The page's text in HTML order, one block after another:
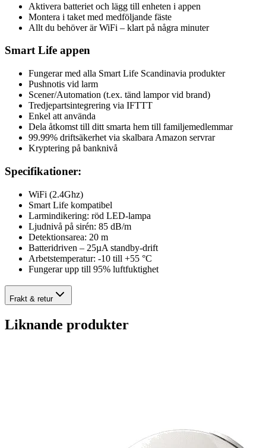
Aktivera batteriet och lägg till enheten i appen
Montera i taket med medföljande fäste
Allt du behöver är WiFi – klart på några minuter
Smart Life appen
Fungerar med alla Smart Life Scandinavia produkter
Pushnotis vid larm
Scener/Automation (t.ex. tänd lampor vid brand)
Tredjepartsintegrering via IFTTT
Enkel att använda
Dela åtkomst till ditt smarta hem till familjemedlemmar
99.99% driftsäkerhet via skalbara Amazon servrar
Kryptering på banknivå
Specifikationer:
WiFi (2.4Ghz)
Smart Life kompatibel
Larmindikering: röd LED-lampa
Ljudnivå på sirén: 85 dB/m
Detektionsarea: 20 m
Batteridriven – 25µA standby-drift
Arbetstemperatur: -10 till +55 °C
Fungerar upp till 95% luftfuktighet
Frakt & retur
Liknande produkter